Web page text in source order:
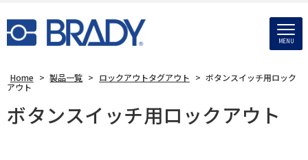
MENU
Home > 製品一覧 > ロックアウトタグアウト > ボタンスイッチ用ロック
アウト
ボタンスイッチ用ロックアウト